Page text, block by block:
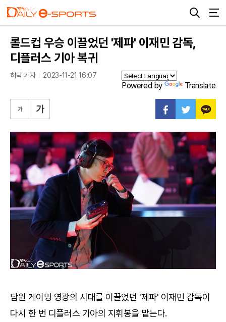
롤드컵 우승 이끌었던 '제파' 이재민 감독,
디플러스 기아 복귀
허탁 기자 2023-11-21 16:07
Powered by Translate
담원 게이밍 영광의 시대를 이끌었던 '제파' 이재민 감독이
다시 한 번 디플러스 기아의 지휘봉을 맡는다.